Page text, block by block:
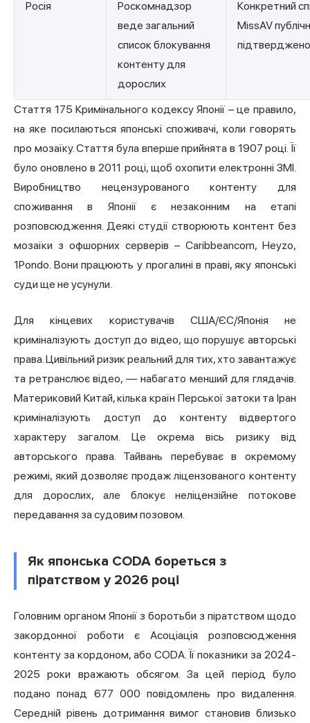
Росія
Роскомнадзор
веде загальний
список блокування
контенту для
дорослих
Конкретний
MissAV
підтверджено
Стаття 175 Кримінального кодексу Японії – це правило,
на яке посилаються японські споживачі, коли говорять
про мозаїку. Стаття була вперше прийнята в 1907 році. Її
було оновлено в 2011 році, щоб охопити електронні ЗМІ.
Виробництво нецензурованого контенту для
споживання в Японії є незаконним на етапі
розповсюдження. Деякі студії створюють контент без
мозаїки з офшорних серверів – Caribbeancom, Heyzo,
1Pondo. Вони працюють у прогалині в праві, яку японські
суди ще не усунули.
Для кінцевих користувачів США/ЄС/Японія не
криміналізують доступ до відео, що порушує авторські
права. Цивільний ризик реальний для тих, хто завантажує
та ретранслює відео, — набагато менший для глядачів.
Материковий Китай, кілька країн Перської затоки та Іран
криміналізують доступ до контенту відвертого
характеру загалом. Це окрема вісь ризику від
авторського права. Тайвань перебуває в окремому
режимі, який дозволяє продаж ліцензованого контенту
для дорослих, але блокує неліцензійне потокове
передавання за судовим позовом.
Як японська CODA бореться з
піратством у 2026 році
Головним органом Японії з боротьби з піратством щодо
закордонної роботи є Асоціація розповсюдження
контенту за кордоном, або CODA. Її показники за 2024-
2025 роки вражають обсягом. За цей період було
подано понад 677 000 повідомлень про видалення.
Середній рівень дотримання вимог становив близько